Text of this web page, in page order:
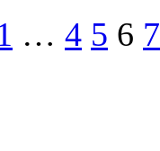
… 4 5 6 7